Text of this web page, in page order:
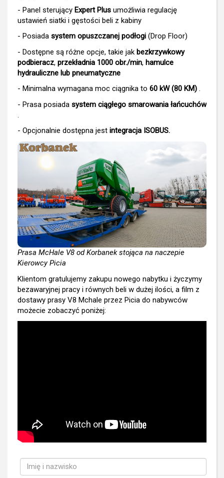
- Panel sterujący Expert Plus umożliwia regulację
ustawień siatki i gęstości beli z kabiny
- Posiada system opuszczanej podłogi (Drop Floor)
- Dostępne są różne opcje, takie jak bezkrzywkowy
podbieracz, przekładnia 1000 obr./min, hamulce
hydrauliczne lub pneumatyczne
- Minimalna wymagana moc ciągnika to 60 kW (80 KM) .
- Prasa posiada system ciągłego smarowania łańcuchów
- Opcjonalnie dostępna jest integracja ISOBUS.
Prasa McHale V8 od Korbanek stojąca na naczepie
Kierowcy Picia
Klientom gratulujemy zakupu nowego nabytku i życzymy
bezawaryjnej pracy i równych beli w dużej ilości, a film z
dostawy prasy V8 Mchale przez Picia do nabywców
możecie zobaczyć poniżej: